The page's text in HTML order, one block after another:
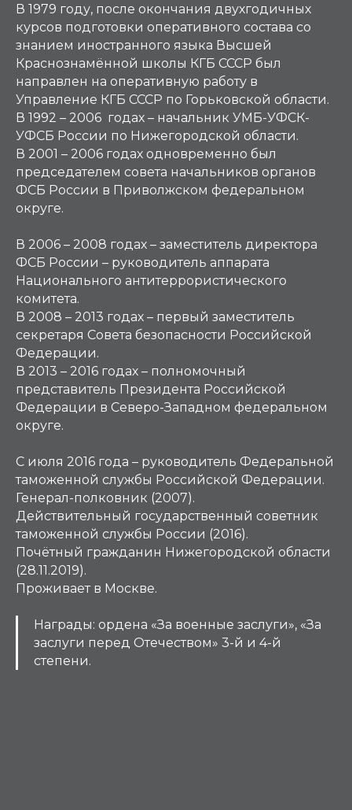
В 1979 году, после окончания двухгодичных
курсов подготовки оперативного состава со
знанием иностранного языка Высшей
Краснознамённой школы КГБ СССР был
направлен на оперативную работу в
Управление КГБ СССР по Горьковской области.
В 1992 – 2006 годах – начальник УМБ-УФСК-
УФСБ России по Нижегородской области.
В 2001 – 2006 годах одновременно был
председателем совета начальников органов
ФСБ России в Приволжском федеральном
округе.
В 2006 – 2008 годах – заместитель директора
ФСБ России – руководитель аппарата
Национального антитеррористического
комитета.
В 2008 – 2013 годах – первый заместитель
секретаря Совета безопасности Российской
Федерации.
В 2013 – 2016 годах – полномочный
представитель Президента Российской
Федерации в Северо-Западном федеральном
округе.
С июля 2016 года – руководитель Федеральной
таможенной службы Российской Федерации.
Генерал-полковник (2007).
Действительный государственный советник
таможенной службы России (2016).
Почётный гражданин Нижегородской области
(28.11.2019).
Проживает в Москве.
Награды: ордена «За военные заслуги», «За
заслуги перед Отечеством» 3-й и 4-й
степени.